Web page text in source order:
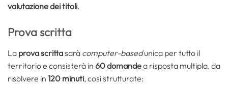
valutazione dei titoli.
Prova scritta
La prova scrittasarà computer-basedunica per tutto il
territorio e consisterà in 60 domandea risposta multipla, da
risolvere in 120 minuti, così strutturate: